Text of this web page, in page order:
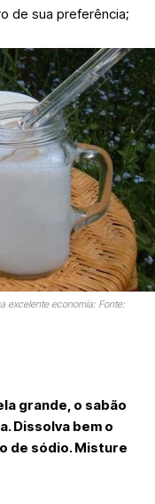
de sua preferência;
excelente economia: Fonte:
grande, o sabão
Dissolva bem o
de sódio. Misture